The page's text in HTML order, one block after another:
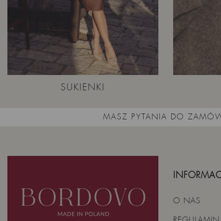
SUKIENKI
MASZ PYTANIA DO
O NAS